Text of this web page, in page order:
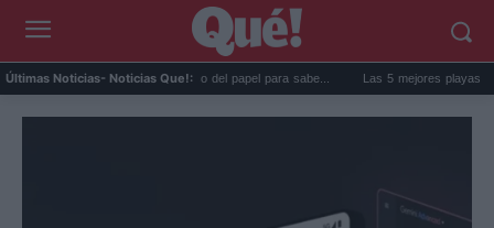
Últimas Noticias- Noticias Que!:
goma de la nevera: el truco del papel para sabe... Las 5 mejores playas de